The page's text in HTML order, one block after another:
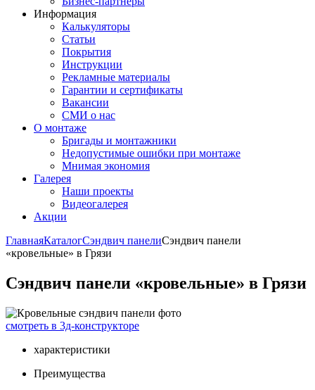
Информация
Калькуляторы
Статьи
Покрытия
Инструкции
Рекламные материалы
Гарантии и сертификаты
Вакансии
СМИ о нас
О монтаже
Бригады и монтажники
Недопустимые ошибки при монтаже
Мнимая экономия
Галерея
Наши проекты
Видеогалерея
Акции
ГлавнаяКаталогСэндвич панелиСэндвич панели
«кровельные» в Грязи
Сэндвич панели «кровельные» в Грязи
смотреть в 3д-конструкторе
характеристики
Преимущества